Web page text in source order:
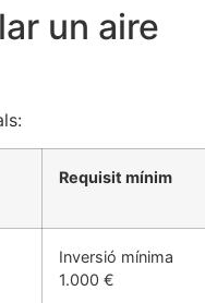
un aire
Requisit mínim
Inversió mínima
1.000 €